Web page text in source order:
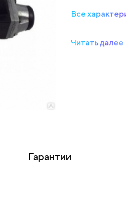
Все
Читать далее
Гарантии